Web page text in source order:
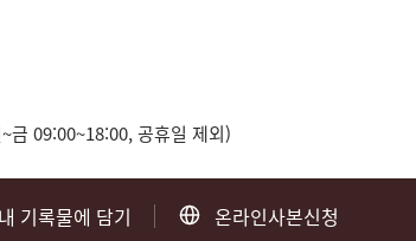
내 기록물에 담기 온라인사본신청
금 09:00~18:00, 공휴일 제외)
8023 광주 062-975-5791